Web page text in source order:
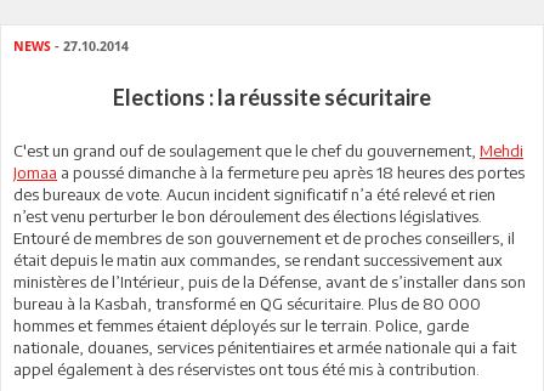
NEWS - 27.10.2014
Elections : la réussite sécuritaire
C'est un grand ouf de soulagement que le chef du gouvernement, Mehdi
Jomaa a poussé dimanche à la fermeture peu après 18 heures des portes
des bureaux de vote. Aucun incident significatif n’a été relevé et rien
n’est venu perturber le bon déroulement des élections législatives.
Entouré de membres de son gouvernement et de proches conseillers, il
était depuis le matin aux commandes, se rendant successivement aux
ministères de l’Intérieur, puis de la Défense, avant de s’installer dans son
bureau à la Kasbah, transformé en QG sécuritaire. Plus de 80 000
hommes et femmes étaient déployés sur le terrain. Police, garde
nationale, douanes, services pénitentiaires et armée nationale qui a fait
appel également à des réservistes ont tous été mis à contribution.